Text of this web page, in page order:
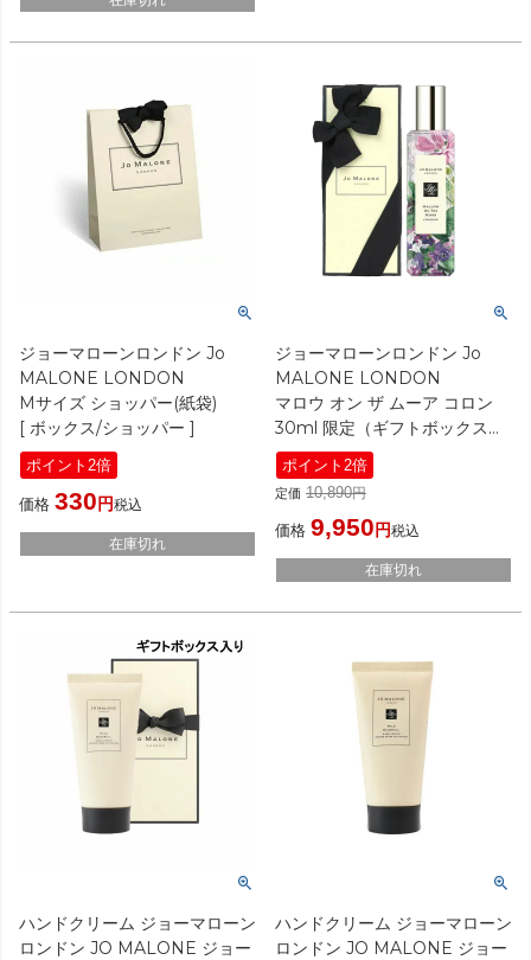
ジョーマローンロンドン Jo
MALONE LONDON
Mサイズ ショッパー(紙袋)
[ ボックス/ショッパー ]
ポイント2倍
価格 330 税込
在庫切れ
ジョーマローンロンドン Jo
MALONE LONDON
マロウ オン ザ ムーア コロン
30ml 限定（ギフトボックス入
り・ショッパー付き）
[ 香水・フレグランス ] 2023夏
ポイント2倍
定価 10,890
価格 9,950 税込
在庫切れ
ハンドクリーム ジョーマローン
ロンドン JO MALONE ジョー
ハンドクリーム ジョーマローン
ロンドン JO MALONE ジョー